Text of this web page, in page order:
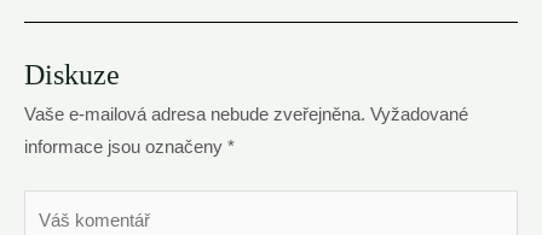
Diskuze
Vaše e-mailová adresa nebude zveřejněna. Vyžadované
informace jsou označeny *